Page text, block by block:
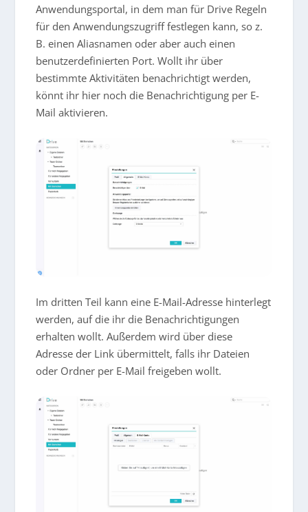
Anwendungsportal, in dem man für Drive Regeln
für den Anwendungszugriff festlegen kann, so z.
B. einen Aliasnamen oder aber auch einen
benutzerdefinierten Port. Wollt ihr über
bestimmte Aktivitäten benachrichtigt werden,
könnt ihr hier noch die Benachrichtigung per E-
Mail aktivieren.
Im dritten Teil kann eine E-Mail-Adresse hinterlegt
werden, auf die ihr die Benachrichtigungen
erhalten wollt. Außerdem wird über diese
Adresse der Link übermittelt, falls ihr Dateien
oder Ordner per E-Mail freigeben wollt.